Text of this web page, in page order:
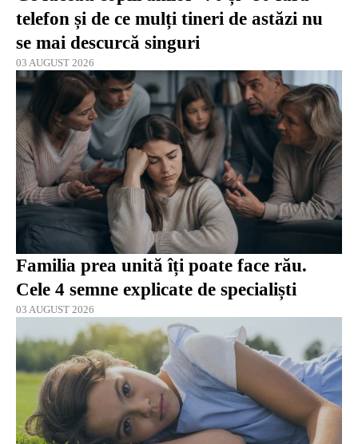
telefon și de ce mulți tineri de astăzi nu
se mai descurcă singuri
03 AUGUST 2026
Familia prea unită îți poate face rău.
Cele 4 semne explicate de specialiști
03 AUGUST 2026